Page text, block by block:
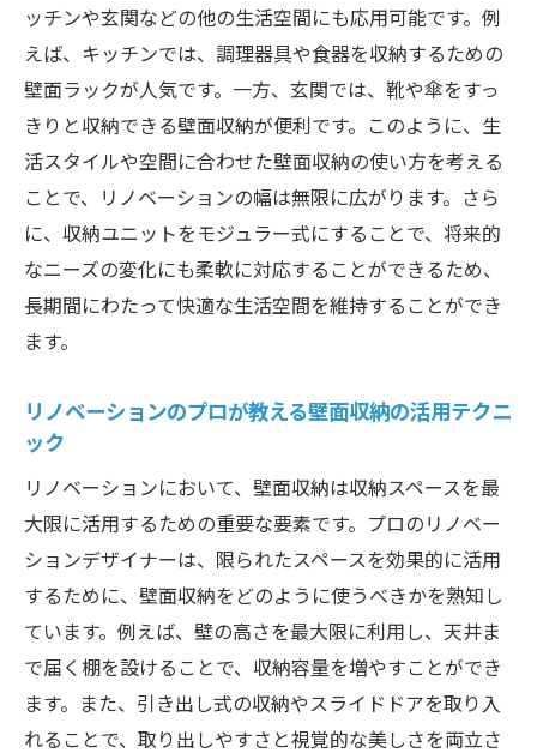
ッチンや玄関などの他の生活空間にも応用可能です。例
えば、キッチンでは、調理器具や食器を収納するための
壁面ラックが人気です。一方、玄関では、靴や傘をすっ
きりと収納できる壁面収納が便利です。このように、生
活スタイルや空間に合わせた壁面収納の使い方を考える
ことで、リノベーションの幅は無限に広がります。さら
に、収納ユニットをモジュラー式にすることで、将来的
なニーズの変化にも柔軟に対応することができるため、
長期間にわたって快適な生活空間を維持することができ
ます。
リノベーションのプロが教える壁面収納の活用テクニ
ック
リノベーションにおいて、壁面収納は収納スペースを最
大限に活用するための重要な要素です。プロのリノベー
ションデザイナーは、限られたスペースを効果的に活用
するために、壁面収納をどのように使うべきかを熟知し
ています。例えば、壁の高さを最大限に利用し、天井ま
で届く棚を設けることで、収納容量を増やすことができ
ます。また、引き出し式の収納やスライドドアを取り入
れることで、取り出しやすさと視覚的な美しさを両立さ